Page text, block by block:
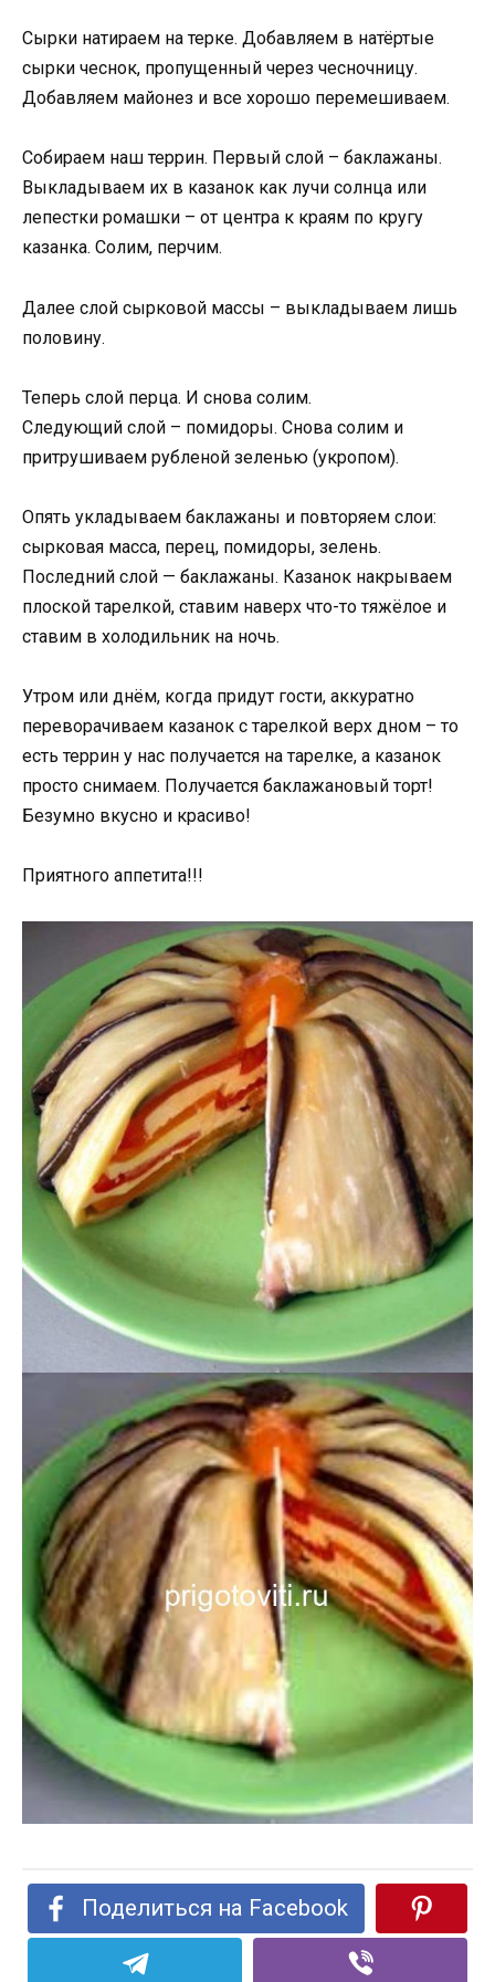
Сырки натираем на терке. Добавляем в натёртые
сырки чеснок, пропущенный через чесночницу.
Добавляем майонез и все хорошо перемешиваем.
Собираем наш террин. Первый слой – баклажаны.
Выкладываем их в казанок как лучи солнца или
лепестки ромашки – от центра к краям по кругу
казанка. Солим, перчим.
Далее слой сырковой массы – выкладываем лишь
половину.
Теперь слой перца. И снова солим.
Следующий слой – помидоры. Снова солим и
притрушиваем рубленой зеленью (укропом).
Опять укладываем баклажаны и повторяем слои:
сырковая масса, перец, помидоры, зелень.
Последний слой — баклажаны. Казанок накрываем
плоской тарелкой, ставим наверх что-то тяжёлое и
ставим в холодильник на ночь.
Утром или днём, когда придут гости, аккуратно
переворачиваем казанок с тарелкой верх дном – то
есть террин у нас получается на тарелке, а казанок
просто снимаем. Получается баклажановый торт!
Безумно вкусно и красиво!
Приятного аппетита!!!
Поделиться на Facebook